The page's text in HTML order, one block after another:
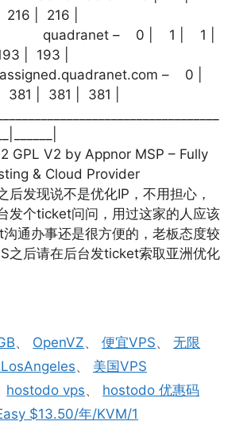
| 216 |
– 0 | 1 | 1 |
| 193 |
– 0 |
| 381 | 381 |
GPL V2 by Appnor MSP – Fully
& Cloud Provider
后发现说不是优化IP，不用担心，
发个ticket问问，用过这家的人应该
通办事还是很方便的，老板态度较
之后请在后台发ticket索取亚洲优化
、 OpenVZ、便宜VPS、无限
、 美国VPS
hostodo vps、 hostodo 优惠码
$13.50/年/KVM/1